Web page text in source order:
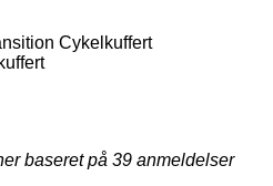
Cykelkuffert
baseret på 39 anmeldelser